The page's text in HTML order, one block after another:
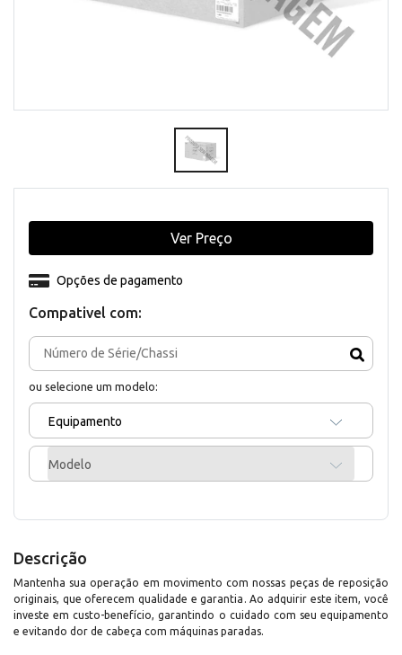
Compativel com:
ou selecione um modelo:
Equipamento
Modelo
Opções de pagamento
Ver Preço
Descrição
Mantenha sua operação em movimento com nossas peças de reposição
originais, que oferecem qualidade e garantia. Ao adquirir este item, você
investe em custo-benefício, garantindo o cuidado com seu equipamento
e evitando dor de cabeça com máquinas paradas.